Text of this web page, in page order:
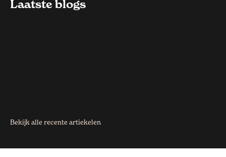
Laatste blogs
Bekijk alle recente artiekelen